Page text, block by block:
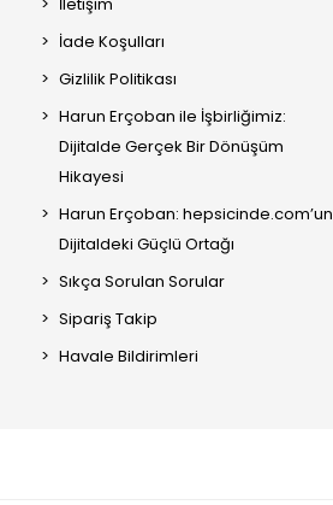
İade Koşulları
Gizlilik Politikası
Harun Erçoban ile İşbirliğimiz:
Dijitalde Gerçek Bir Dönüşüm
Hikayesi
Harun Erçoban: hepsicinde.com’un
Dijitaldeki Güçlü Ortağı
Sıkça Sorulan Sorular
Sipariş Takip
Havale Bildirimleri